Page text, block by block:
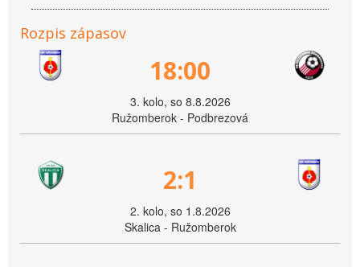
Rozpis zápasov
18:00
3. kolo, so 8.8.2026
Ružomberok - Podbrezová
2:1
2. kolo, so 1.8.2026
Skalica - Ružomberok